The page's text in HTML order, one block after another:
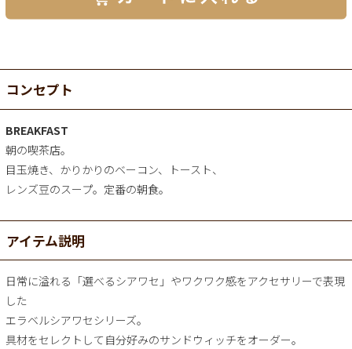
コンセプト
BREAKFAST
朝の喫茶店。
目玉焼き、かりかりのベーコン、トースト、
レンズ豆のスープ。定番の朝食。
アイテム説明
日常に溢れる「選べるシアワセ」やワクワク感をアクセサリーで表現
した
エラベルシアワセシリーズ。
具材をセレクトして自分好みのサンドウィッチをオーダー。